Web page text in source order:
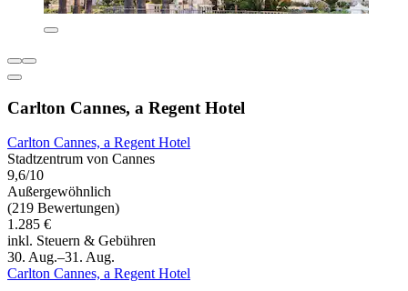
Carlton Cannes, a Regent Hotel
Carlton Cannes, a Regent Hotel
Stadtzentrum von Cannes
9,6/10
Außergewöhnlich
(219 Bewertungen)
1.285 €
inkl. Steuern & Gebühren
30. Aug.–31. Aug.
Carlton Cannes, a Regent Hotel